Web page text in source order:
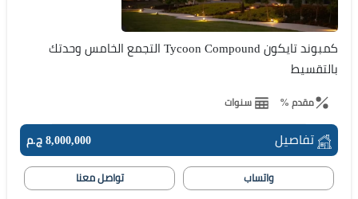
كمبوند تايكون Tycoon Compound التجمع الخامس وحدتك
بالتقسيط
مقدم % سنوات
تفاصيل 8,000,000 ج.م
واتساب تواصل معنا